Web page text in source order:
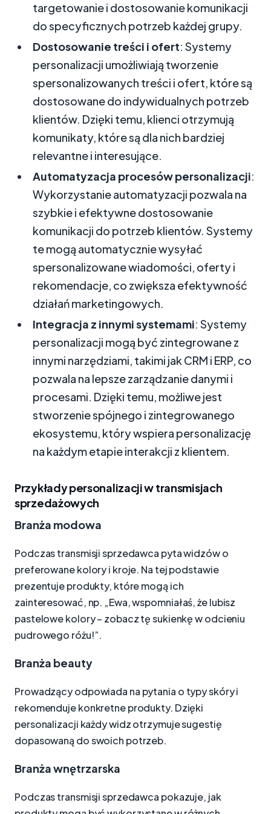
targetowanie i dostosowanie komunikacji
do specyficznych potrzeb każdej grupy.
Dostosowanie treści i ofert: Systemy
personalizacji umożliwiają tworzenie
spersonalizowanych treści i ofert, które są
dostosowane do indywidualnych potrzeb
klientów. Dzięki temu, klienci otrzymują
komunikaty, które są dla nich bardziej
relevantne i interesujące.
Automatyzacja procesów personalizacji:
Wykorzystanie automatyzacji pozwala na
szybkie i efektywne dostosowanie
komunikacji do potrzeb klientów. Systemy
te mogą automatycznie wysyłać
spersonalizowane wiadomości, oferty i
rekomendacje, co zwiększa efektywność
działań marketingowych.
Integracja z innymi systemami: Systemy
personalizacji mogą być zintegrowane z
innymi narzędziami, takimi jak CRM i ERP, co
pozwala na lepsze zarządzanie danymi i
procesami. Dzięki temu, możliwe jest
stworzenie spójnego i zintegrowanego
ekosystemu, który wspiera personalizację
na każdym etapie interakcji z klientem.
Przykłady personalizacji w transmisjach
sprzedażowych
Branża modowa
Podczas transmisji sprzedawca pyta widzów o
preferowane kolory i kroje. Na tej podstawie
prezentuje produkty, które mogą ich
zainteresować, np. „Ewa, wspomniałaś, że lubisz
pastelowe kolory – zobacz tę sukienkę w odcieniu
pudrowego różu!”.
Branża beauty
Prowadzący odpowiada na pytania o typy skóry i
rekomenduje konkretne produkty. Dzięki
personalizacji każdy widz otrzymuje sugestię
dopasowaną do swoich potrzeb.
Branża wnętrzarska
Podczas transmisji sprzedawca pokazuje, jak